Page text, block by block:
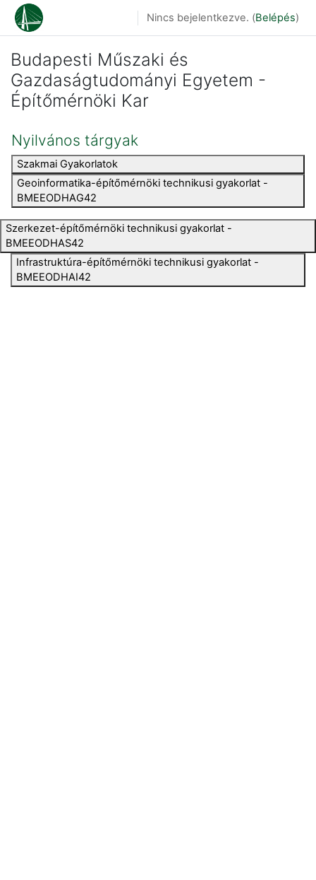
Tovább a fő tartalomhoz
Nincs bejelentkezve. (Belépés)
Budapesti Műszaki és
Gazdaságtudományi Egyetem -
Építőmérnöki Kar
Nyilvános tárgyak
Szakmai Gyakorlatok
Geoinformatika-építőmérnöki technikusi gyakorlat -
BMEEODHAG42
Szerkezet-építőmérnöki technikusi gyakorlat -
BMEEODHAS42
Infrastruktúra-építőmérnöki technikusi gyakorlat -
BMEEODHAI42